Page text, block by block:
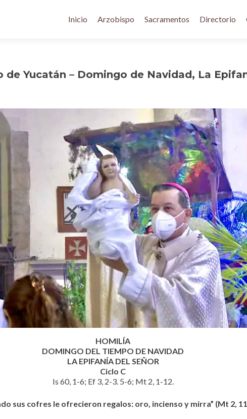
Inicio Arzobispo Sacramentos Directorio
de Yucatán – Domingo de Navidad, La
HOMILÍA
DOMINGO DEL TIEMPO DE NAVIDAD
LA EPIFANÍA DEL SEÑOR
Ciclo C
Is 60, 1-6; Ef 3, 2-3. 5-6; Mt 2, 1-12.
sus cofres le ofrecieron regalos: oro, incienso y mirra” (Mt 2,